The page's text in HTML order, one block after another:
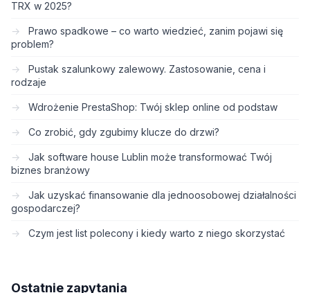
TRX w 2025?
Prawo spadkowe – co warto wiedzieć, zanim pojawi się
problem?
Pustak szalunkowy zalewowy. Zastosowanie, cena i
rodzaje
Wdrożenie PrestaShop: Twój sklep online od podstaw
Co zrobić, gdy zgubimy klucze do drzwi?
Jak software house Lublin może transformować Twój
biznes branżowy
Jak uzyskać finansowanie dla jednoosobowej działalności
gospodarczej?
Czym jest list polecony i kiedy warto z niego skorzystać
Ostatnie zapytania